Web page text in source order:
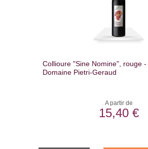
Collioure "Sine Nomine", rouge -
Domaine Pietri-Geraud
A partir de
15,40 €